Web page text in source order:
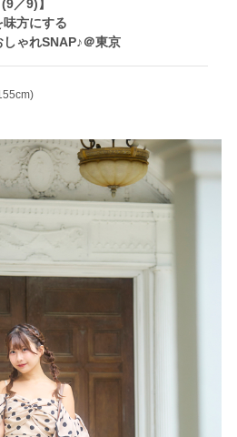
／9)】
方にする
ゃれSNAP♪＠東京